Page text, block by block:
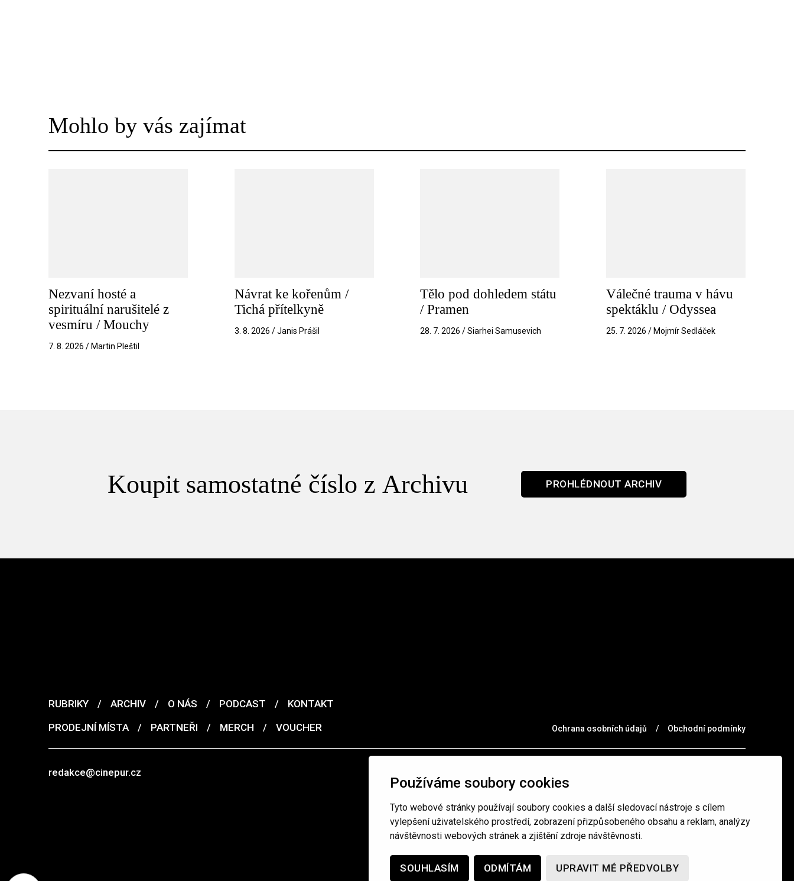
Používáme soubory cookies
Tyto webové stránky používají soubory cookies a další sledovací nástroje s cílem
vylepšení uživatelského prostředí, zobrazení přizpůsobeného obsahu a reklam, analýzy
návštěvnosti webových stránek a zjištění zdroje návštěvnosti.
SOUHLASÍM ODMÍTÁM UPRAVIT MÉ PŘEDVOLBY
Mohlo by vás zajímat
Nezvaní hosté a
spirituální narušitelé z
vesmíru / Mouchy
7. 8. 2026 / Martin Pleštil
Návrat ke kořenům /
Tichá přítelkyně
3. 8. 2026 / Janis Prášil
Tělo pod dohledem státu
/ Pramen
28. 7. 2026 / Siarhei Samusevich
Válečné trauma v hávu
spektáklu / Odyssea
25. 7. 2026 / Mojmír Sedláček
Koupit samostatné číslo z Archivu PROHLÉDNOUT ARCHIV
RUBRIKY / ARCHIV / O NÁS / PODCAST /
KONTAKT
PRODEJNÍ MÍSTA
/ PARTNEŘI / MERCH / VOUCHER Ochrana osobních údajů / Obchodní podmínky
redakce@cinepur.cz